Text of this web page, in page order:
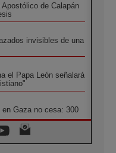
de Calapán
invisibles de una
el Papa León señalará
Gaza no cesa: 300
el mundo, solo la